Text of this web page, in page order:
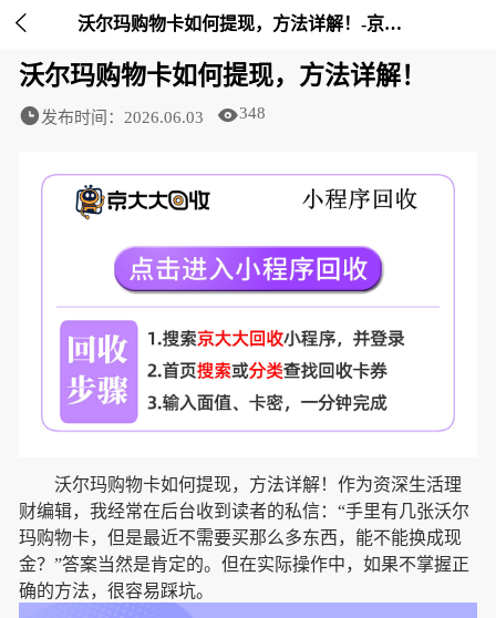
 沃尔玛购物卡如何提现，方法详解！-京大大回收
沃尔玛购物卡如何提现，方法详解！
发布时间：2026.06.03 348
沃尔玛购物卡如何提现，方法详解！作为资深生活理
财编辑，我经常在后台收到读者的私信：“手里有几张沃尔
玛购物卡，但是最近不需要买那么多东西，能不能换成现
金？”答案当然是肯定的。但在实际操作中，如果不掌握正
确的方法，很容易踩坑。